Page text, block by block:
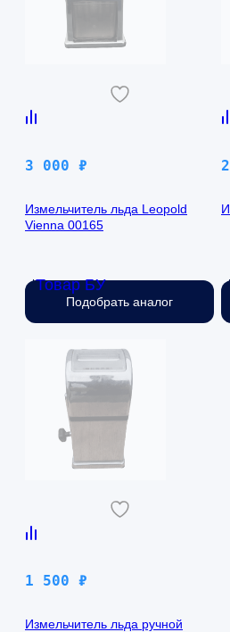
Товар БУ
3 000 ₽
Измельчитель льда Leopold
Vienna 00165
Нет в наличии
Подобрать аналог
1 500 ₽
Измельчитель льда ручной